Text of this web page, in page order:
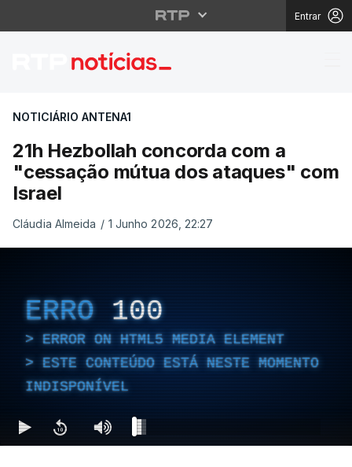
Entrar
21h Hezbollah
NOTICIÁRIO ANTENA1
21h Hezbollah concorda com a
"cessação mútua dos ataques" com
Israel
Cláudia Almeida / 1 Junho 2026, 22:27
ERRO 100
ERROR ON HTML5 MEDIA ELEMENT
ESTE CONTEÚDO ESTÁ NESTE MOMENTO
INDISPONÍVEL